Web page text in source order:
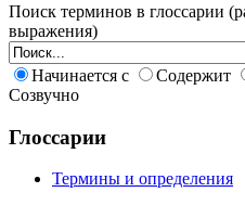
Поиск терминов в глоссарии
выражения)
Начинается с Содержит
Созвучно
Глоссарии
Термины и определения